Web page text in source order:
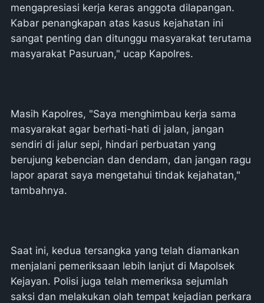
mengapresiasi kerja keras anggota dilapangan.
Kabar penangkapan atas kasus kejahatan ini
sangat penting dan ditunggu masyarakat terutama
masyarakat Pasuruan," ucap Kapolres.
Masih Kapolres, "Saya menghimbau kerja sama
masyarakat agar berhati-hati di jalan, jangan
sendiri di jalur sepi, hindari perbuatan yang
berujung kebencian dan dendam, dan jangan ragu
lapor aparat saya mengetahui tindak kejahatan,"
tambahnya.
Saat ini, kedua tersangka yang telah diamankan
menjalani pemeriksaan lebih lanjut di Mapolsek
Kejayan. Polisi juga telah memeriksa sejumlah
saksi dan melakukan olah tempat kejadian perkara